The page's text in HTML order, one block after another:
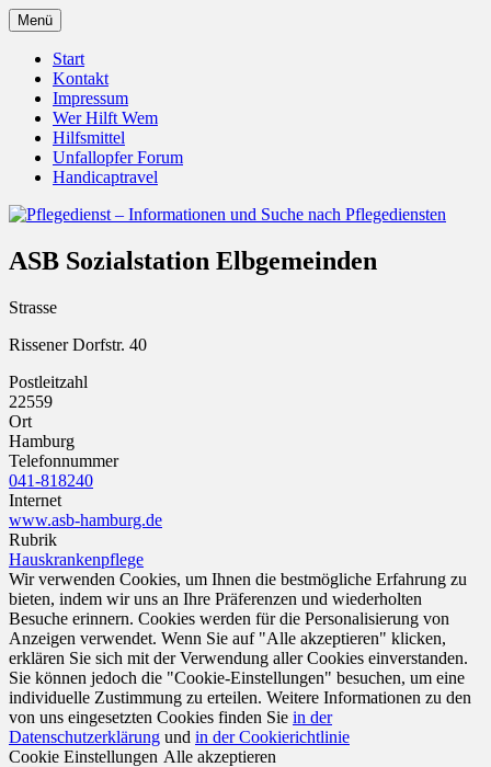
Zum
Inhalt
springen
Pflegedienst – Informationen
und Suche nach Pflegediensten
Unfallopfer – Hilfswerk
Menü
Start
Kontakt
Impressum
Wer Hilft Wem
Hilfsmittel
Unfallopfer Forum
Handicaptravel
ASB Sozialstation Elbgemeinden
Strasse
Rissener Dorfstr. 40
Postleitzahl
22559
Ort
Hamburg
Telefonnummer
041-818240
Internet
www.asb-hamburg.de
Rubrik
Hauskrankenpflege
Wir verwenden Cookies, um Ihnen die bestmögliche Erfahrung zu
bieten, indem wir uns an Ihre Präferenzen und wiederholten
Besuche erinnern. Cookies werden für die Personalisierung von
Anzeigen verwendet. Wenn Sie auf "Alle akzeptieren" klicken,
erklären Sie sich mit der Verwendung aller Cookies einverstanden.
Sie können jedoch die "Cookie-Einstellungen" besuchen, um eine
individuelle Zustimmung zu erteilen. Weitere Informationen zu den
von uns eingesetzten Cookies finden Sie in der
Datenschutzerklärung und in der Cookierichtlinie
Cookie Einstellungen Alle akzeptieren